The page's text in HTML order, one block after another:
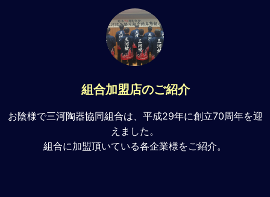
組合加盟店のご紹介
お陰様で三河陶器協同組合は、平成29年に創立70周年を迎
えました。
組合に加盟頂いている各企業様をご紹介。